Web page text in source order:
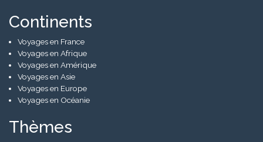
Continents
Voyages en France
Voyages en Afrique
Voyages en Amérique
Voyages en Asie
Voyages en Europe
Voyages en Océanie
Thèmes